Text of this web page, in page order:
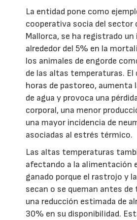
La entidad pone como
cooperativa socia del sector
Mallorca, se ha registrado
alrededor del 5% en la
los animales de engorde
de las altas temperaturas. El
horas de pastoreo, aumenta
de agua y provoca una
corporal, una menor
una mayor incidencia de
asociadas al estrés térmico.
Las altas temperaturas
afectando a la alimentación
ganado porque el rastrojo y
secan o se queman antes de
una reducción estimada de
30% en su disponibilidad.